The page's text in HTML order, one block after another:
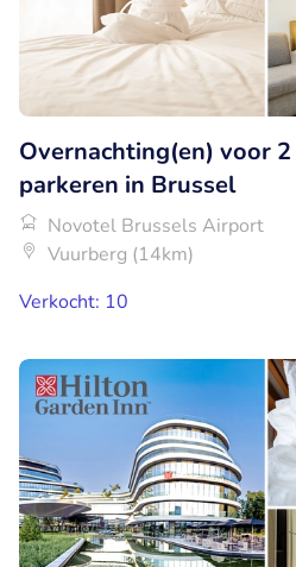
Overnachting(en) voor
parkeren in Brussel
Novotel Brussels Airport
Vuurberg (14km)
Verkocht: 10